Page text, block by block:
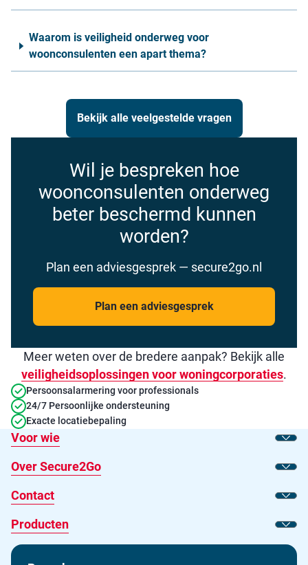
Waarom is veiligheid onderweg voor
woonconsulenten een apart thema?
Bekijk alle veelgestelde vragen
Wil je bespreken hoe
woonconsulenten onderweg
beter beschermd kunnen
worden?
Plan een adviesgesprek — secure2go.nl
Plan een adviesgesprek
Meer weten over de bredere aanpak? Bekijk alle
veiligheidsoplossingen voor woningcorporaties.
Persoonsalarmering voor professionals
24/7 Persoonlijke ondersteuning
Exacte locatiebepaling
Voor wie
Toon
Over Secure2Go
Toon
Contact
Toon
Producten
Toon